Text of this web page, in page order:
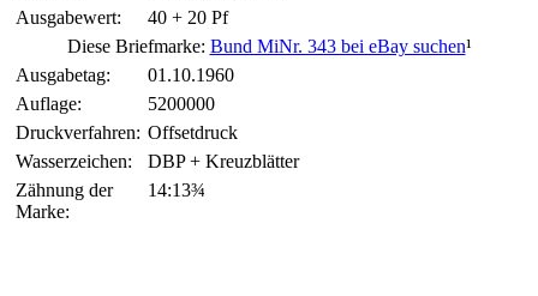
Ausgabewert:
40 + 20 Pf
Diese Briefmarke: Bund MiNr. 343 bei eBay suchen¹
Ausgabetag:
01.10.1960
Auflage:
5200000
Druckverfahren: Offsetdruck
Wasserzeichen:
DBP + Kreuzblätter
Zähnung der
Marke:
14:13¾